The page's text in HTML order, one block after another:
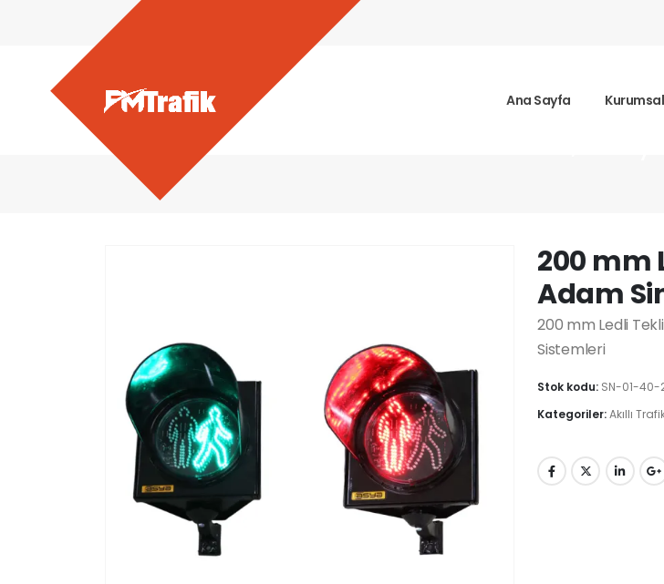
Ana Sayfa Kurumsal
Ürünlerimiz - 200 mm Ledli Tekli Duran,
200 mm
Adam
200 mm Ledli
Sistemleri
Stok kodu: SN-01-40-
Kategoriler:Akıllı